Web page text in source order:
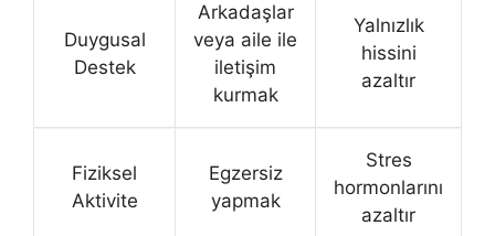
Duygusal
Destek
Arkadaşlar
veya aile ile
iletişim
kurmak
Yalnızlık
hissini
azaltır
Fiziksel
Aktivite
Egzersiz
yapmak
Stres
hormonlarını
azaltır